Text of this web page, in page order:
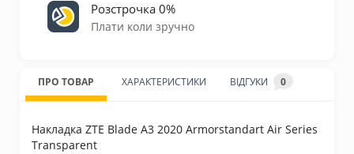
Розстрочка 0%
Плати коли зручно
ПРО ТОВАР ХАРАКТЕРИСТИКИ ВІДГУКИ 0
Накладка ZTE Blade A3 2020 Armorstandart Air Series
Transparent